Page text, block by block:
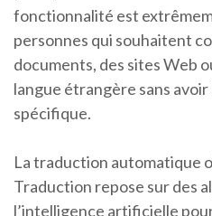
fonctionnalité est
personnes qui souhaitent
documents, des sites Web
langue étrangère sans
spécifique.
La traduction automatique
Traduction repose sur des
l’intelligence artificielle